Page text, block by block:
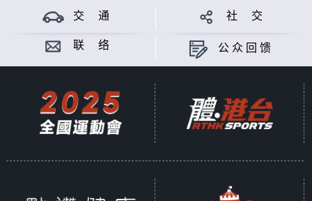
交 通 社 交
联 络 公众回馈